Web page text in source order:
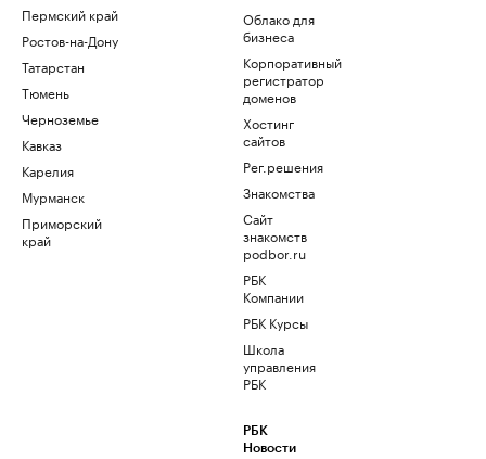
Пермский край
Ростов-на-Дону
Татарстан
Тюмень
Черноземье
Кавказ
Карелия
Мурманск
Приморский
край
Облако для
бизнеса
Корпоративный
регистратор
доменов
Хостинг
сайтов
Рег.решения
Знакомства
Сайт
знакомств
podbor.ru
РБК
Компании
РБК Курсы
Школа
управления
РБК
РБК
Новости